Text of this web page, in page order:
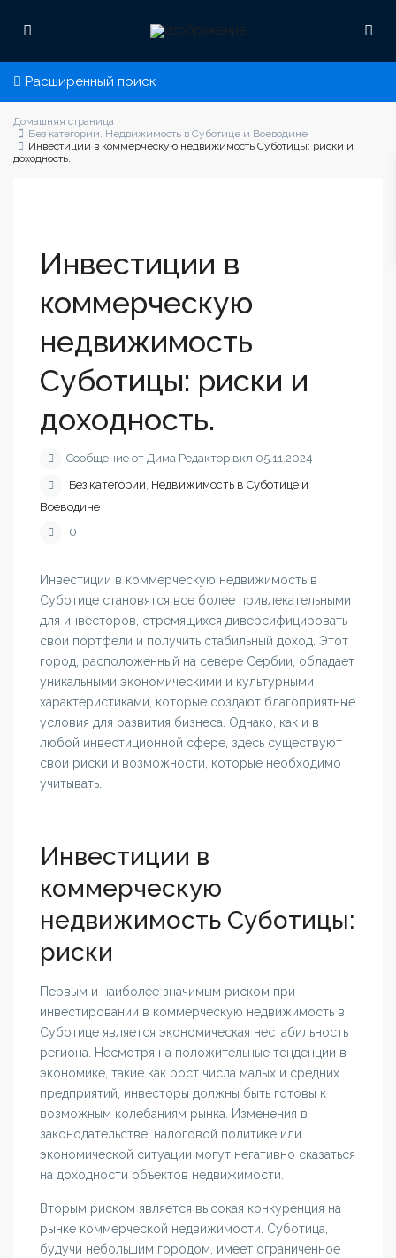
Расширенный поиск
Домашняя страница
Без категории, Недвижимость в Суботице и Воеводине
Инвестиции в коммерческую недвижимость Суботицы: риски и
доходность.
Инвестиции в
коммерческую
недвижимость
Суботицы: риски и
доходность.
Сообщение от Дима Редактор вкл 05.11.2024
Без категории, Недвижимость в Суботице и
Воеводине
0
Инвестиции в коммерческую недвижимость в
Суботице становятся все более привлекательными
для инвесторов, стремящихся диверсифицировать
свои портфели и получить стабильный доход. Этот
город, расположенный на севере Сербии, обладает
уникальными экономическими и культурными
характеристиками, которые создают благоприятные
условия для развития бизнеса. Однако, как и в
любой инвестиционной сфере, здесь существуют
свои риски и возможности, которые необходимо
учитывать.
Инвестиции в
коммерческую
недвижимость Суботицы:
риски
Первым и наиболее значимым риском при
инвестировании в коммерческую недвижимость в
Суботице является экономическая нестабильность
региона. Несмотря на положительные тенденции в
экономике, такие как рост числа малых и средних
предприятий, инвесторы должны быть готовы к
возможным колебаниям рынка. Изменения в
законодательстве, налоговой политике или
экономической ситуации могут негативно сказаться
на доходности объектов недвижимости.
Вторым риском является высокая конкуренция на
рынке коммерческой недвижимости. Суботица,
будучи небольшим городом, имеет ограниченное